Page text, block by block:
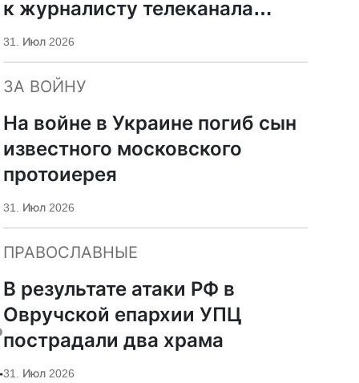
к журналисту телеканала
«Царьград»
31. Июл 2026
ЗА ВОЙНУ
На войне в Украине погиб сын
известного московского
протоиерея
31. Июл 2026
ПРАВОСЛАВНЫЕ
В результате атаки РФ в
Овручской епархии УПЦ
пострадали два храма
31. Июл 2026